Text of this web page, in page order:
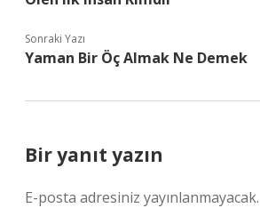
Sonraki Yazı
Yaman Bir Öç Almak Ne Demek
Bir yanıt yazın
E-posta adresiniz yayınlanmayacak.